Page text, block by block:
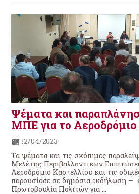
Ψέματα και
ΜΠΕ για το Αεροδρόμιο
12/04/2023
Τα ψέματα και τις σκόπιμες
Μελέτης Περιβαλλοντικών
Αεροδρόμιο Καστελλίου και τις
παρουσίασε σε δημόσια εκδήλωση –
Πρωτοβουλία Πολιτών για ...